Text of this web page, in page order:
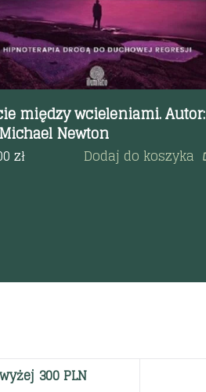
między wcieleniami. Autor:
Newton
zł Dodaj do koszyka
300 PLN